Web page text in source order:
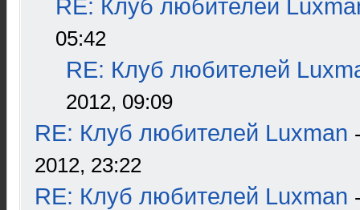
RE: Клуб любителей
05:42
RE: Клуб любителей
2012, 09:09
RE: Клуб любителей Luxman
2012, 23:22
RE: Клуб любителей Luxman